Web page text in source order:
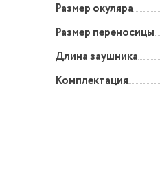
Размер окуляра
Размер переносицы
Длина заушника
Комплектация